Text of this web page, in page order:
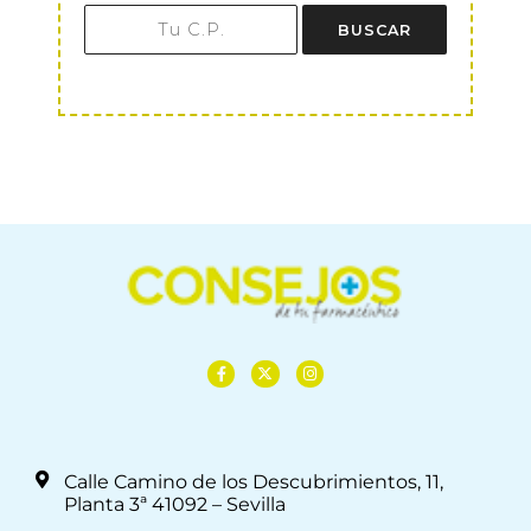
BUSCAR
Calle Camino de los Descubrimientos, 11,
Planta 3ª 41092 – Sevilla